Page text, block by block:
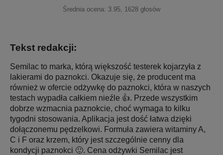
Średnia ocena: 3.95 1628 głosów
Tekst redakcji:
Semilac to marka, którą większość testerek kojarzyła z
lakierami do paznokci. Okazuje się, że producent ma
również w ofercie odżywkę do paznokci, która w naszych
testach wypadła całkiem nieźle 👍. Przede wszystkim
dobrze wzmacnia paznokcie, choć wymaga to kilku
tygodni stosowania. Aplikacja jest dość łatwa dzięki
dołączonemu pędzelkowi. Formuła zawiera witaminy A,
C i F oraz krzem, który jest szczególnie cenny dla
kondycji paznokci 🙂. Cena odżywki Semilac jest